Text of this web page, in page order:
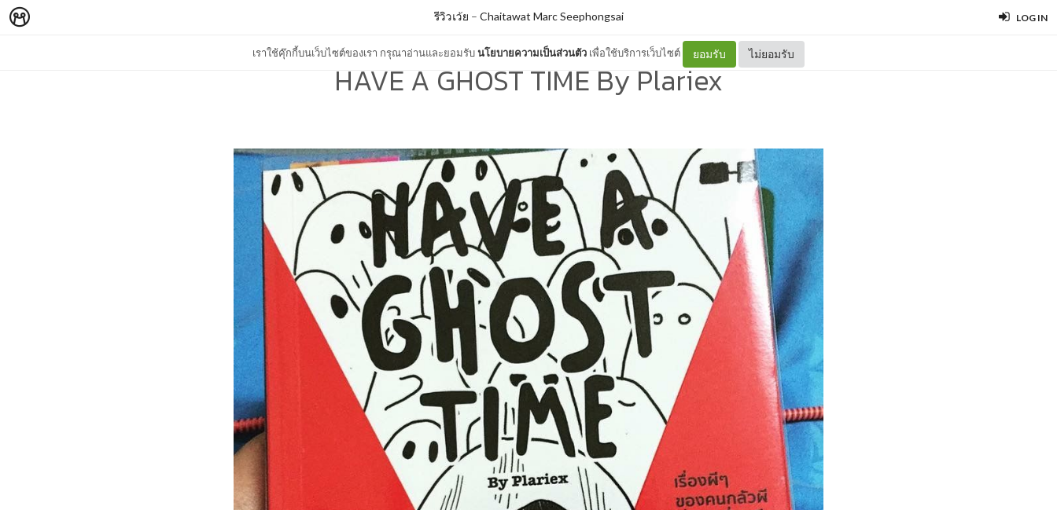
LOG IN
เราใช้คุ๊กกี้บนเว็บไซต์ของเรา กรุณาอ่านและยอมรับนโยบายความเป็นส่วนตัว เพื่อใช้บริการเว็บไซต์ ยอมรับ ไม่ยอมรับ
รีวิวเว้ย – Chaitawat Marc Seephongsai
HAVE A GHOST TIME By Plariex